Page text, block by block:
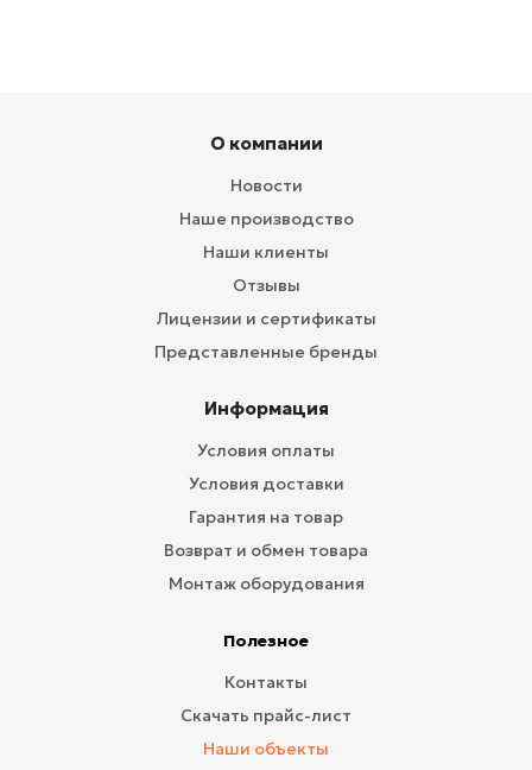
О компании
Новости
Наше производство
Наши клиенты
Отзывы
Лицензии и сертификаты
Представленные бренды
Информация
Условия оплаты
Условия доставки
Гарантия на товар
Возврат и обмен товара
Монтаж оборудования
Полезное
Контакты
Скачать прайс-лист
Наши объекты